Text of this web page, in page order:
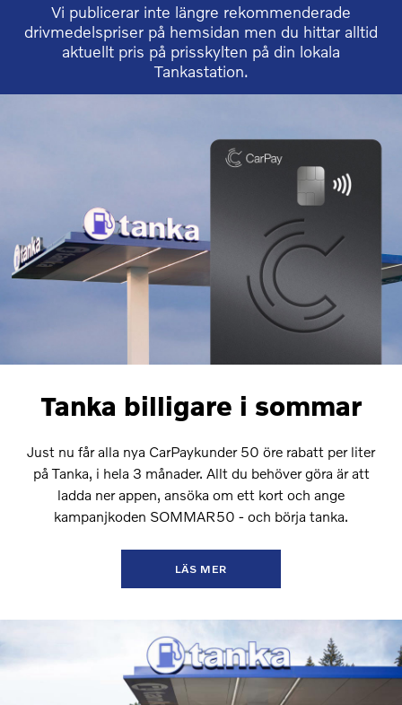
Vi publicerar inte längre rekommenderade
drivmedelspriser på hemsidan men du hittar alltid
aktuellt pris på prisskylten på din lokala
Tankastation.
Tanka billigare i sommar
Just nu får alla nya CarPaykunder 50 öre rabatt per liter
på Tanka, i hela 3 månader. Allt du behöver göra är att
ladda ner appen, ansöka om ett kort och ange
kampanjkoden SOMMAR50 - och börja tanka.
LÄS MER